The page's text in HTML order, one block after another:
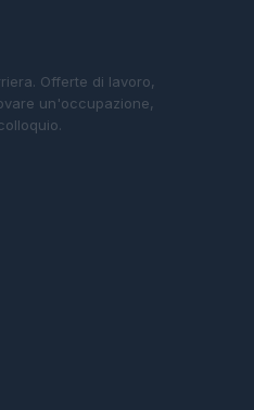
Offerte di lavoro,
un'occupazione,